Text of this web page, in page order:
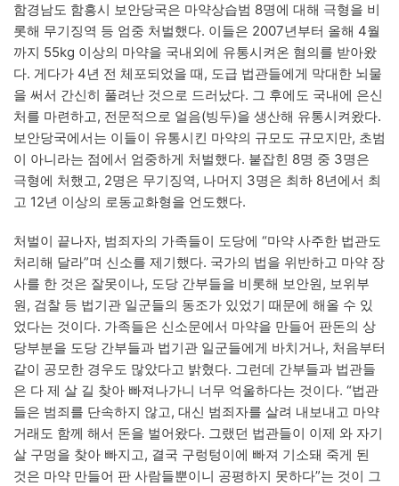
함경남도 함흥시 보안당국은 마약상습범 8명에 대해 극형을 비
롯해 무기징역 등 엄중 처벌했다. 이들은 2007년부터 올해 4월
까지 55kg 이상의 마약을 국내외에 유통시켜온 혐의를 받아왔
다. 게다가 4년 전 체포되었을 때, 도급 법관들에게 막대한 뇌물
을 써서 간신히 풀려난 것으로 드러났다. 그 후에도 국내에 은신
처를 마련하고, 전문적으로 얼음(빙두)을 생산해 유통시켜왔다.
보안당국에서는 이들이 유통시킨 마약의 규모도 규모지만, 초범
이 아니라는 점에서 엄중하게 처벌했다. 붙잡힌 8명 중 3명은
극형에 처했고, 2명은 무기징역, 나머지 3명은 최하 8년에서 최
고 12년 이상의 로동교화형을 언도했다.
처벌이 끝나자, 범죄자의 가족들이 도당에 “마약 사주한 법관도
처리해 달라”며 신소를 제기했다. 국가의 법을 위반하고 마약 장
사를 한 것은 잘못이나, 도당 간부들을 비롯해 보안원, 보위부
원, 검찰 등 법기관 일군들의 동조가 있었기 때문에 해올 수 있
었다는 것이다. 가족들은 신소문에서 마약을 만들어 판돈의 상
당부분을 도당 간부들과 법기관 일군들에게 바치거나, 처음부터
같이 공모한 경우도 많았다고 밝혔다. 그런데 간부들과 법관들
은 다 제 살 길 찾아 빠져나가니 너무 억울하다는 것이다. “법관
들은 범죄를 단속하지 않고, 대신 범죄자를 살려 내보내고 마약
거래도 함께 해서 돈을 벌어왔다. 그랬던 법관들이 이제 와 자기
살 구멍을 찾아 빠지고, 결국 구렁텅이에 빠져 기소돼 죽게 된
것은 마약 만들어 판 사람들뿐이니 공평하지 못하다”는 것이 그